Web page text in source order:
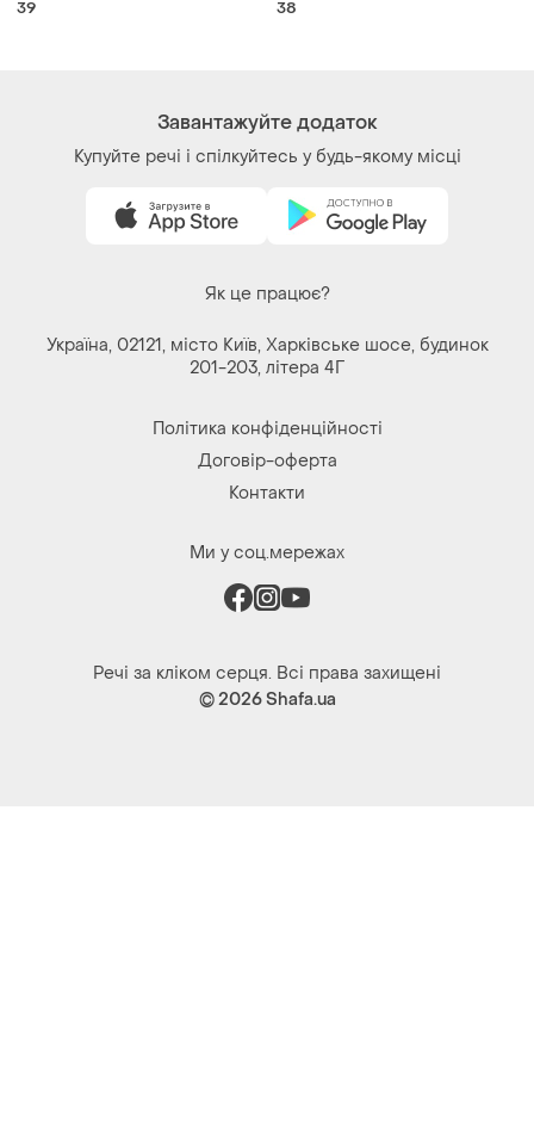
Купуйте речі і спілкуйтесь у будь-якому місці
Як це працює?
Україна, 02121, місто Київ, Харківське шосе, будинок
201-203, літера 4Г
Політика конфіденційності
Контакти
© 2026Shafa.ua